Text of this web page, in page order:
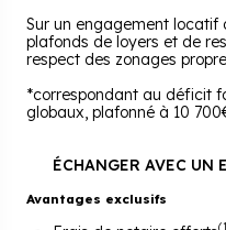
Sur un engagement locatif
plafonds de loyers et de
respect des zonages
*correspondant au déficit
globaux, plafonné à 10
ÉCHANGER AVEC UN
Avantages exclusifs